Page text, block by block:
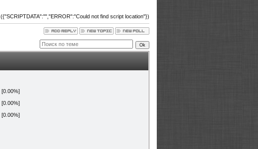
({"SCRIPTDATA":"","ERROR":"Could not find script location"})
[0.00%]
[0.00%]
[0.00%]